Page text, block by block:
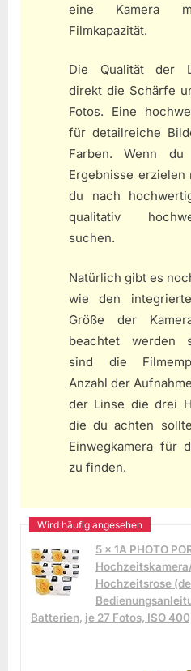
eine Kamera
Filmkapazität.
Die Qualität der
direkt die Schärfe
Fotos. Eine
für detailreiche
Farben. Wenn du
Ergebnisse
du nach
qualitativ
suchen.
Natürlich gibt es
wie den
Größe der
beachtet werden
sind die
Anzahl der
der Linse die drei
die du achten
Einwegkamera für
zu finden.
5 x 1A PHOTO
Hochzeitsrose
Batterien, je 27 Fotos, ISO